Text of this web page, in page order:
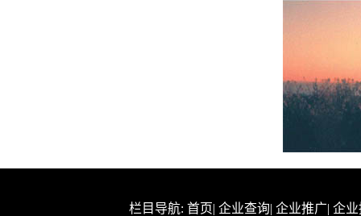
栏目导航: 首页| 企业查询| 企业推广| 企